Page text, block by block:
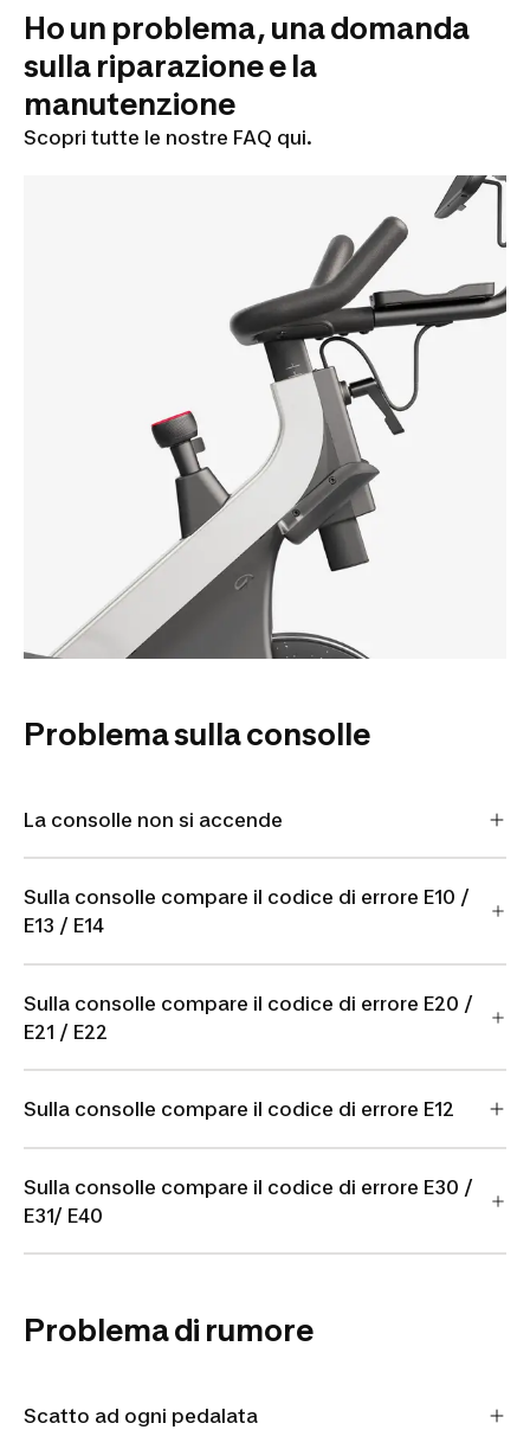
Ho un problema, una domanda
sulla riparazione e la
manutenzione
Scopri tutte le nostre FAQ qui.
Problema sulla consolle
La consolle non si accende
Sulla consolle compare il codice di errore E10 /
E13 / E14
Sulla consolle compare il codice di errore E20 /
E21 / E22
Sulla consolle compare il codice di errore E12
Sulla consolle compare il codice di errore E30 /
E31/ E40
Problema di rumore
Scatto ad ogni pedalata